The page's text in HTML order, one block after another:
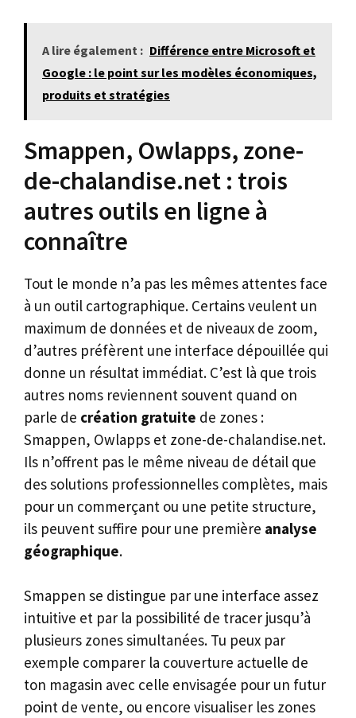
A lire également : Différence entre Microsoft et
Google : le point sur les modèles économiques,
produits et stratégies
Smappen, Owlapps, zone-
de-chalandise.net : trois
autres outils en ligne à
connaître
Tout le monde n’a pas les mêmes attentes face
à un outil cartographique. Certains veulent un
maximum de données et de niveaux de zoom,
d’autres préfèrent une interface dépouillée qui
donne un résultat immédiat. C’est là que trois
autres noms reviennent souvent quand on
parle de création gratuite de zones :
Smappen, Owlapps et zone-de-chalandise.net.
Ils n’offrent pas le même niveau de détail que
des solutions professionnelles complètes, mais
pour un commerçant ou une petite structure,
ils peuvent suffire pour une première analyse
géographique.
Smappen se distingue par une interface assez
intuitive et par la possibilité de tracer jusqu’à
plusieurs zones simultanées. Tu peux par
exemple comparer la couverture actuelle de
ton magasin avec celle envisagée pour un futur
point de vente, ou encore visualiser les zones